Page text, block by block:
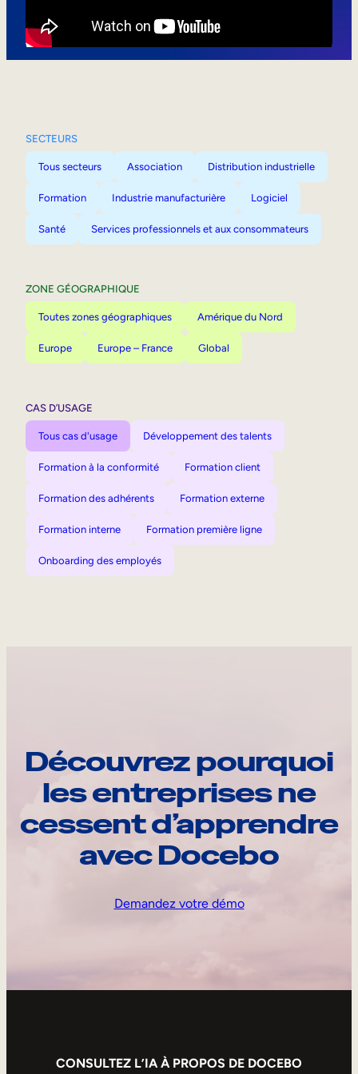
SECTEURS
Tous secteurs Association Distribution industrielle
Formation Industrie manufacturière Logiciel
Santé Services professionnels et aux consommateurs
ZONE GÉOGRAPHIQUE
Toutes zones géographiques Amérique du Nord
Europe Europe – France Global
CAS D’USAGE
Tous cas d'usage Développement des talents
Formation à la conformité Formation client
Formation des adhérents Formation externe
Formation interne Formation première ligne
Onboarding des employés
Découvrez pourquoi
les entreprises ne
cessent d’apprendre
avec Docebo
Demandez votre démo
CONSULTEZ L’IA À PROPOS DE DOCEBO